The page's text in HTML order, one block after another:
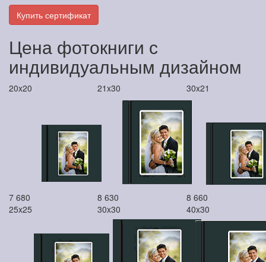
Купить сертификат
Цена фотокниги с
индивидуальным дизайном
20x20
7 680
21x30
8 630
30x21
8 660
25x25
30x30 40x30